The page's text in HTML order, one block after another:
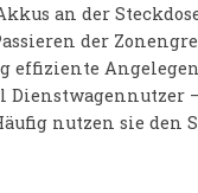
an der
der
effiziente
Dienstwagennutzer
nutzen sie den